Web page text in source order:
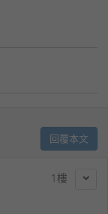
回覆本文
1